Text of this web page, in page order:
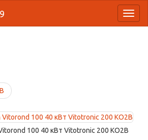
100 40 кВт Vitotronic 200 KO2B